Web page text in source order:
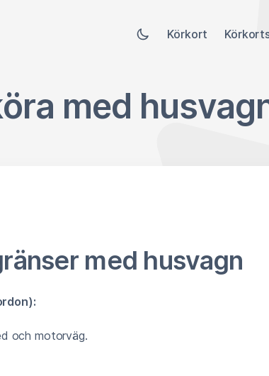
Körkort
med
med husvagn
och motorväg.